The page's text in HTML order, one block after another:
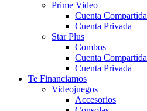
Prime Video
Cuenta Compartida
Cuenta Privada
Star Plus
Combos
Cuenta Compartida
Cuenta Privada
Te Financiamos
Videojuegos
Accesorios